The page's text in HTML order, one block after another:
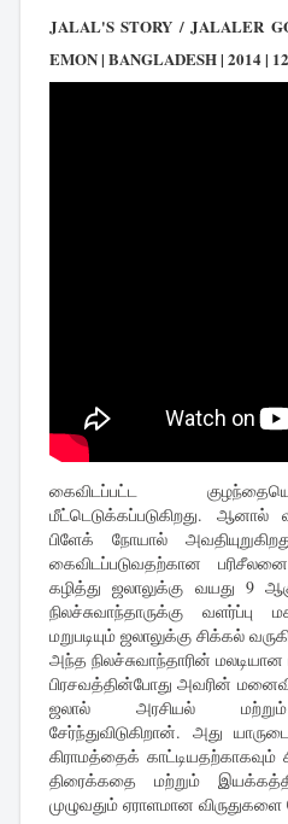
JALAL'S STORY / JALALER
EMON | BANGLADESH | 2014 |
கைவிடப்பட்ட
மீட்டெடுக்கப்படுகிறது. ஆனால்
பிளேக் நோயால்
கைவிடப்படுவதற்கான
கழித்து ஜலாலுக்கு வயது 9
நிலச்சுவாந்தாருக்கு
மறுபடியும் ஜலாலுக்கு சிக்கல்
அந்த நிலச்சுவாந்தாரின்
பிரசவத்தின்போது அவரின்
ஜலால் அரசியல்
சேர்ந்துவிடுகிறான். அது
கிராமத்தைக் காட்டியதற்காகவும்
திரைக்கதை மற்றும்
முழுவதும் ஏராளமான